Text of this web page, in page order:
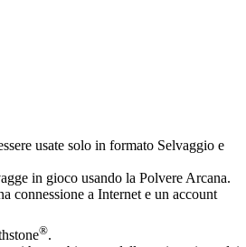
usate solo in formato Selvaggio e
in gioco usando la Polvere Arcana.
connessione a Internet e un account
®.